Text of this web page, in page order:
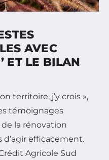
AVEC
ET LE BILAN
territoire, j’y crois »,
témoignages
la rénovation
efficacement.
Agricole Sud